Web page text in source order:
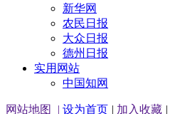
新华网
农民日报
大众日报
德州日报
实用网站
中国知网
网站地图 | 设为首页 | 加入收藏 |